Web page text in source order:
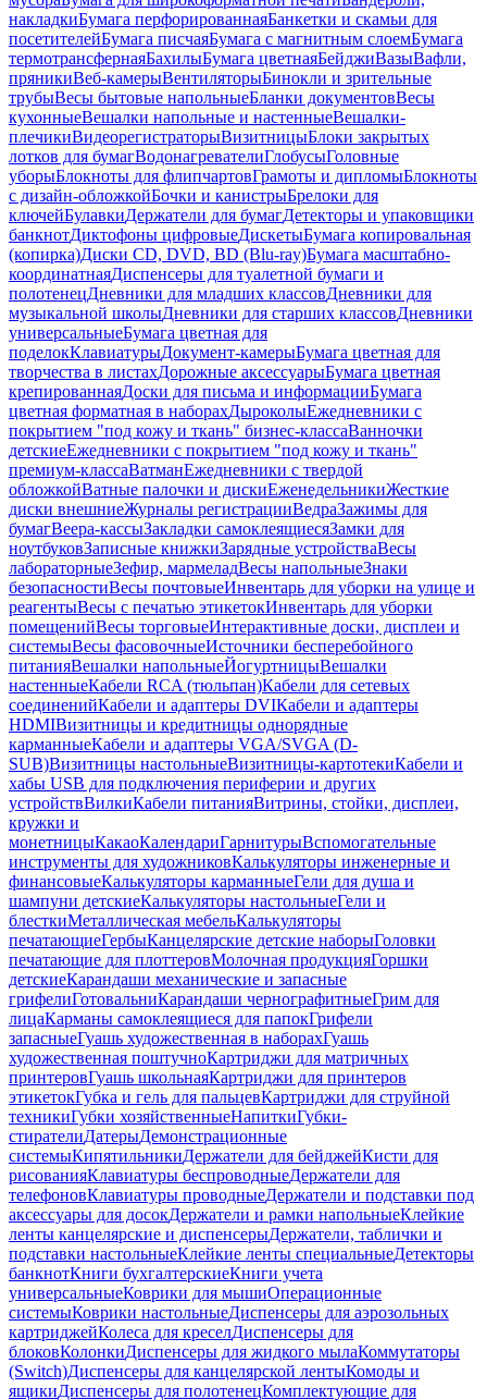
накладкиБумага перфорированнаяБанкетки и скамьи для
посетителейБумага писчаяБумага с магнитным слоемБумага
термотрансфернаяБахилыБумага цветнаяБейджиВазыВафли,
пряникиВеб-камерыВентиляторыБинокли и зрительные
трубыВесы бытовые напольныеБланки документовВесы
кухонныеВешалки напольные и настенныеВешалки-
плечикиВидеорегистраторыВизитницыБлоки закрытых
лотков для бумагВодонагревателиГлобусыГоловные
уборыБлокноты для флипчартовГрамоты и дипломыБлокноты
с дизайн-обложкойБочки и канистрыБрелоки для
ключейБулавкиДержатели для бумагДетекторы и упаковщики
банкнотДиктофоны цифровыеДискетыБумага копировальная
(копирка)Диски CD, DVD, BD (Blu-ray)Бумага масштабно-
координатнаяДиспенсеры для туалетной бумаги и
полотенецДневники для младших классовДневники для
музыкальной школыДневники для старших классовДневники
универсальныеБумага цветная для
поделокКлавиатурыДокумент-камерыБумага цветная для
творчества в листахДорожные аксессуарыБумага цветная
крепированнаяДоски для письма и информацииБумага
цветная форматная в наборахДыроколыЕжедневники с
покрытием "под кожу и ткань" бизнес-классаВанночки
детскиеЕжедневники с покрытием "под кожу и ткань"
премиум-классаВатманЕжедневники с твердой
обложкойВатные палочки и дискиЕженедельникиЖесткие
диски внешниеЖурналы регистрацииВедраЗажимы для
бумагВеера-кассыЗакладки самоклеящиесяЗамки для
ноутбуковЗаписные книжкиЗарядные устройстваВесы
лабораторныеЗефир, мармеладВесы напольныеЗнаки
безопасностиВесы почтовыеИнвентарь для уборки на улице и
реагентыВесы с печатью этикетокИнвентарь для уборки
помещенийВесы торговыеИнтерактивные доски, дисплеи и
системыВесы фасовочныеИсточники бесперебойного
питанияВешалки напольныеЙогуртницыВешалки
настенныеКабели RCA (тюльпан)Кабели для сетевых
соединенийКабели и адаптеры DVIКабели и адаптеры
HDMIВизитницы и кредитницы однорядные
карманныеКабели и адаптеры VGA/SVGA (D-
SUB)Визитницы настольныеВизитницы-картотекиКабели и
хабы USB для подключения периферии и других
устройствВилкиКабели питанияВитрины, стойки, дисплеи,
кружки и
монетницыКакаоКалендариГарнитурыВспомогательные
инструменты для художниковКалькуляторы инженерные и
финансовыеКалькуляторы карманныеГели для душа и
шампуни детскиеКалькуляторы настольныеГели и
блесткиМеталлическая мебельКалькуляторы
печатающиеГербыКанцелярские детские наборыГоловки
печатающие для плоттеровМолочная продукцияГоршки
детскиеКарандаши механические и запасные
грифелиГотовальниКарандаши чернографитныеГрим для
лицаКарманы самоклеящиеся для папокГрифели
запасныеГуашь художественная в наборахГуашь
художественная поштучноКартриджи для матричных
принтеровГуашь школьнаяКартриджи для принтеров
этикетокГубка и гель для пальцевКартриджи для струйной
техникиГубки хозяйственныеНапиткиГубки-
стирателиДатерыДемонстрационные
системыКипятильникиДержатели для бейджейКисти для
рисованияКлавиатуры беспроводныеДержатели для
телефоновКлавиатуры проводныеДержатели и подставки под
аксессуары для досокДержатели и рамки напольныеКлейкие
ленты канцелярские и диспенсерыДержатели, таблички и
подставки настольныеКлейкие ленты специальныеДетекторы
банкнотКниги бухгалтерскиеКниги учета
универсальныеКоврики для мышиОперационные
системыКоврики настольныеДиспенсеры для аэрозольных
картриджейКолеса для креселДиспенсеры для
блоковКолонкиДиспенсеры для жидкого мылаКоммутаторы
(Switch)Диспенсеры для канцелярской лентыКомоды и
ящикиДиспенсеры для полотенецКомплектующие для